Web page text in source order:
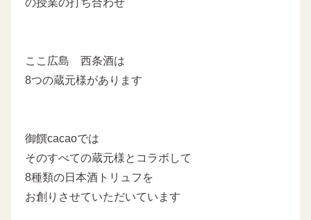
の授業の打ち合わせ
ここ広島 西条酒は
8つの蔵元様があります
御饌cacaoでは
そのすべての蔵元様とコラボして
8種類の日本酒トリュフを
お創りさせていただいています